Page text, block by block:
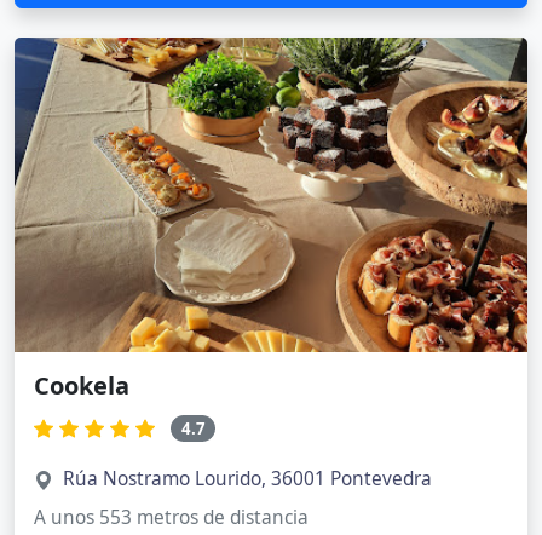
Cookela
4.7
Rúa Nostramo Lourido, 36001 Pontevedra
A unos 553 metros de distancia